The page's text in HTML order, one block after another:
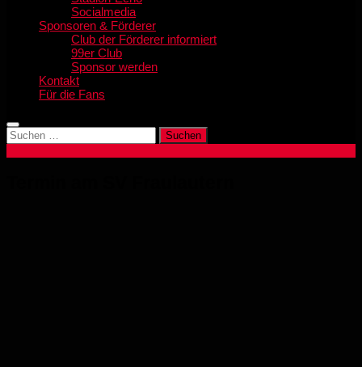
Socialmedia
Sponsoren & Förderer
Club der Förderer informiert
99er Club
Sponsor werden
Kontakt
Für die Fans
Suchen
nach: